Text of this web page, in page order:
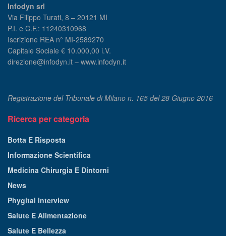
Infodyn srl
Via Filippo Turati, 8 – 20121 MI
P.I. e C.F.: 11240310968
Iscrizione REA n° MI-2589270
Capitale Sociale € 10.000,00 i.V.
direzione@infodyn.it – www.infodyn.it
Registrazione del Tribunale di Milano n. 165 del 28 Giugno 2016
Ricerca per categoria
Botta E Risposta
Informazione Scientifica
Medicina Chirurgia E Dintorni
News
Phygital Interview
Salute E Alimentazione
Salute E Bellezza